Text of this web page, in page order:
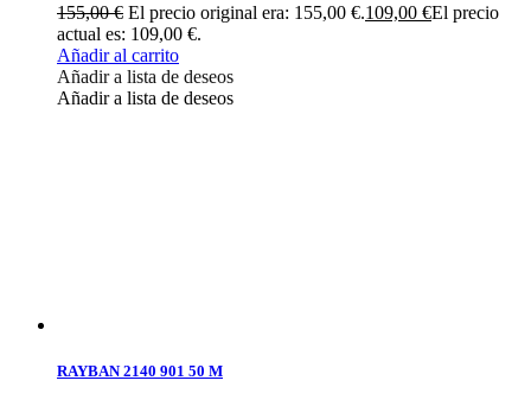
155,00€ El precio original era: 155,00 €.109,00 €El precio
actual es: 109,00 €.
Añadir al carrito
Añadir a lista de deseos
Añadir a lista de deseos
RAYBAN 2140 901 50 M